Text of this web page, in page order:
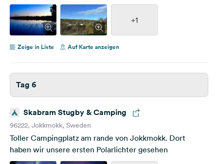
+1
Zeige in Liste Auf Karte anzeigen
Tag 6
Skabram Stugby & Camping
96222, Jokkmokk, Sweden
Toller Campingplatz am rande von Jokkmokk. Dort
haben wir unsere ersten Polarlichter gesehen